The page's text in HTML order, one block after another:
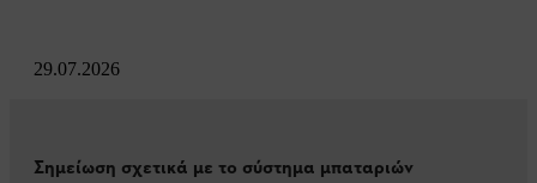
29.07.2026
Σημείωση σχετικά με το σύστημα μπαταριών